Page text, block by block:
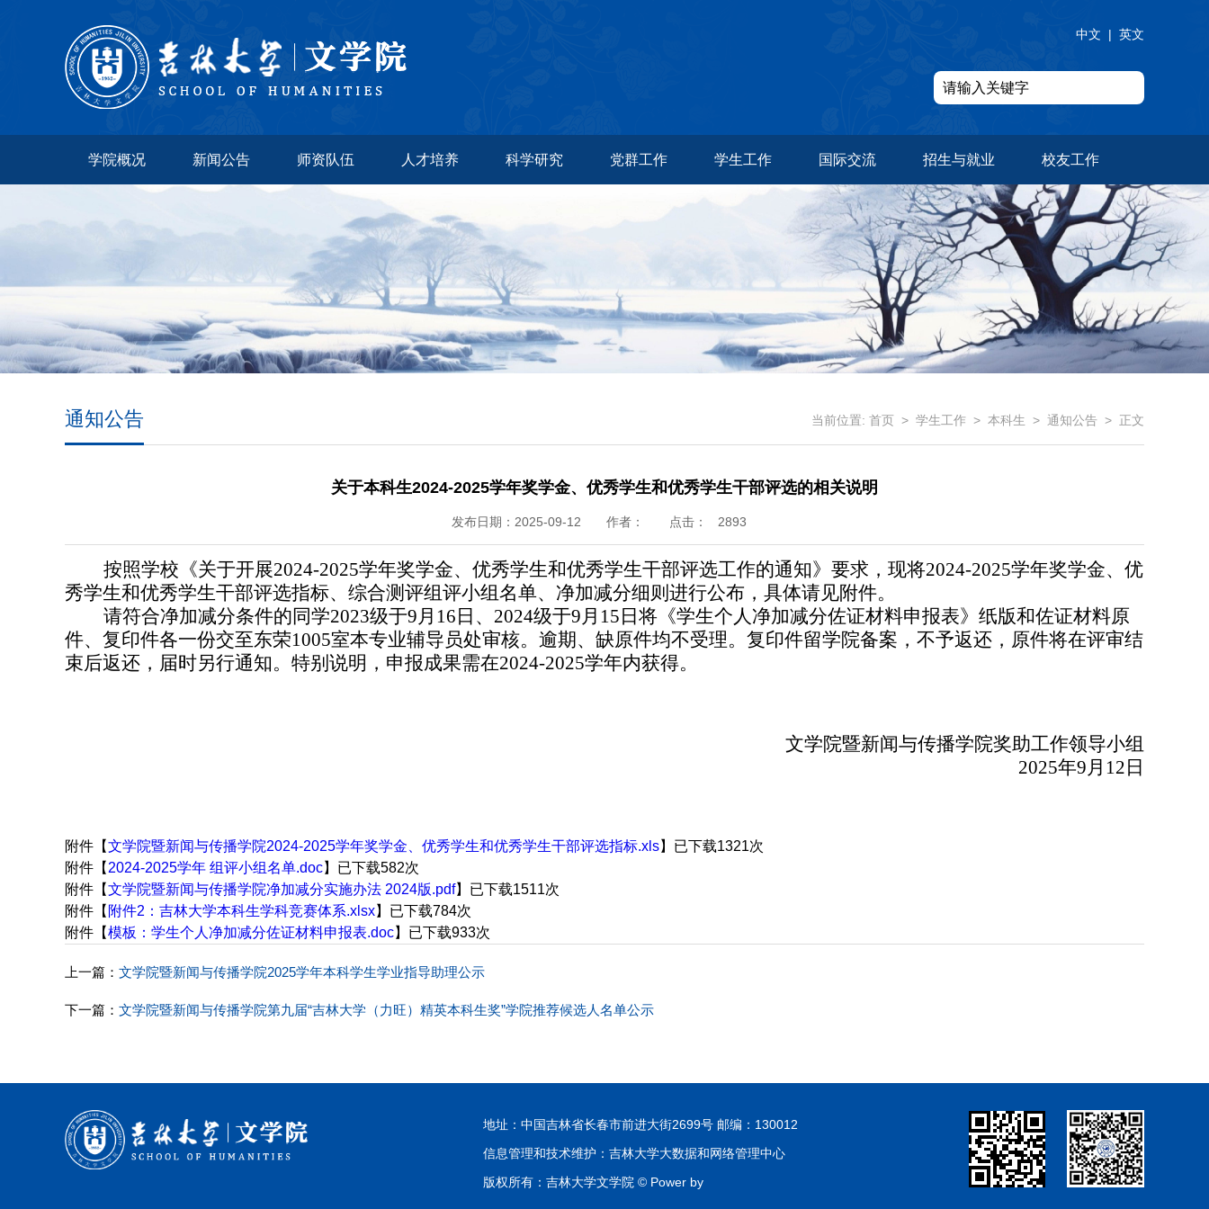
中文 | 英文
学院概况 新闻公告 师资队伍 人才培养 科学研究 党群工作 学生工作 国际交流 招生与就业 校友工作
当前位置: 首页 > 学生工作 > 本科生 > 通知公告 > 正文
通知公告
关于本科生2024-2025学年奖学金、优秀学生和优秀学生干部评选的相关说明
发布日期：2025-09-12 作者： 点击： 2893
按照学校《关于开展2024-2025学年奖学金、优秀学生和优秀学生干部评选工作的通知》要求，现将2024-2025学年奖学金、优
秀学生和优秀学生干部评选指标、综合测评组评小组名单、净加减分细则进行公布，具体请见附件。
请符合净加减分条件的同学2023级于9月16日、2024级于9月15日将《学生个人净加减分佐证材料申报表》纸版和佐证材料原
件、复印件各一份交至东荣1005室本专业辅导员处审核。逾期、缺原件均不受理。复印件留学院备案，不予返还，原件将在评审结
束后返还，届时另行通知。特别说明，申报成果需在2024-2025学年内获得。
文学院暨新闻与传播学院奖助工作领导小组
2025年9月12日
附件【文学院暨新闻与传播学院2024-2025学年奖学金、优秀学生和优秀学生干部评选指标.xls】已下载1321次
附件【 2024-2025学年 组评小组名单.doc】已下载582次
附件【文学院暨新闻与传播学院净加减分实施办法 2024版.pdf】已下载1511次
附件【 附件2：吉林大学本科生学科竞赛体系.xlsx】已下载784次
附件【模板：学生个人净加减分佐证材料申报表.doc】已下载933次
上一篇： 文学院暨新闻与传播学院2025学年本科学生学业指导助理公示
下一篇： 文学院暨新闻与传播学院第九届“吉林大学（力旺）精英本科生奖”学院推荐候选人名单公示
地址：中国吉林省长春市前进大街2699号 邮编：130012
信息管理和技术维护：吉林大学大数据和网络管理中心
版权所有：吉林大学文学院 © Power by